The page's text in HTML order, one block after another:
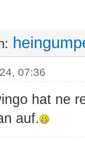
07:36
hat ne
auf.